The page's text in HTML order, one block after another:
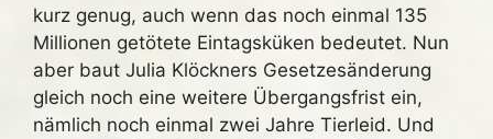
kurz genug, auch wenn das noch einmal 135
Millionen getötete Eintagsküken bedeutet. Nun
aber baut Julia Klöckners Gesetzesänderung
gleich noch eine weitere Übergangsfrist ein,
nämlich noch einmal zwei Jahre Tierleid. Und